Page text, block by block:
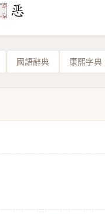
國語辭典 康熙字典